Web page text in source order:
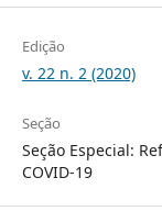
Edição
v. 22 n. 2 (2020)
Seção
Seção Especial:
COVID-19